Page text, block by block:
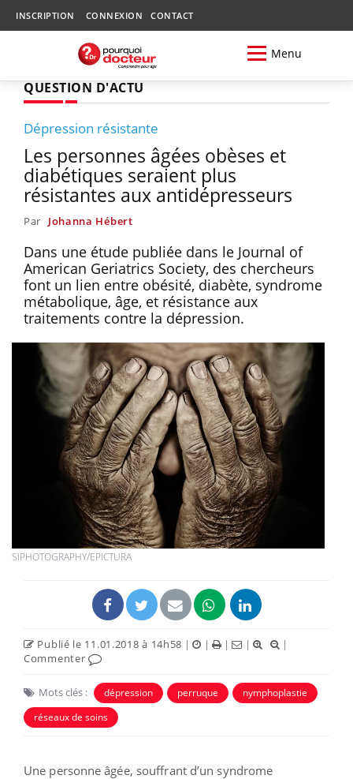
INSCRIPTION CONNEXION CONTACT
Menu
QUESTION D'ACTU
Dépression résistante
Les personnes âgées obèses et
diabétiques seraient plus
résistantes aux antidépresseurs
Par Johanna Hébert
Dans une étude publiée dans le Journal of
American Geriatrics Society, des chercheurs
font un lien entre obésité, diabète, syndrome
métabolique, âge, et résistance aux
traitements contre la dépression.
SIPHOTOGRAPHY/EPICTURA
Publié le 11.01.2018 à 14h58 | | | |
|
Commenter
Mots clés : dépression perruque
nymphoplastie
réseaux de soins
Une personne âgée, souffrant d’un syndrome